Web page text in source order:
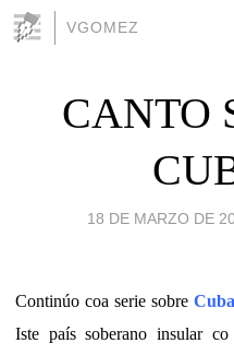
VGOMEZ
CANTO
18 DE MARZO DE
Continúo coa serie sobre Cuba
Iste país soberano insular